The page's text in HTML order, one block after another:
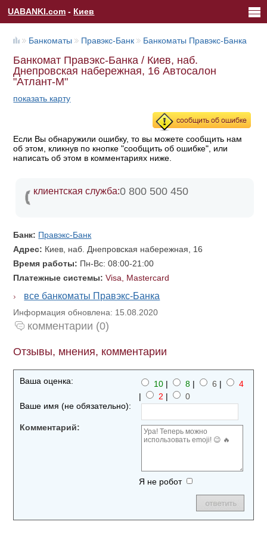
UABANKI.com - Киев
Банкоматы Правэкс-Банк Банкоматы Правэкс-Банка
Банкомат Правэкс-Банка / Киев, наб.
Днепровская набережная, 16 Автосалон
"Атлант-М"
показать карту
Если Вы обнаружили ошибку, то вы можете сообщить нам
об этом, кликнув по кнопке "сообщить об ошибке", или
написать об этом в комментариях ниже.
клиентская служба:0 800 500 450
Банк: Правэкс-Банк
Адрес: Киев, наб. Днепровская набережная, 16
Время работы: Пн-Вс: 08:00-21:00
Платежные системы:Visa, Mastercard
все банкоматы Правэкс-Банка
Информация обновлена: 15.08.2020
комментарии (0)
Отзывы, мнения, комментарии
Ваша оценка: 10 | 8 | 6 |
4
|
2 |
0
Ваше имя (не обязательно):
Комментарий:
Я не робот